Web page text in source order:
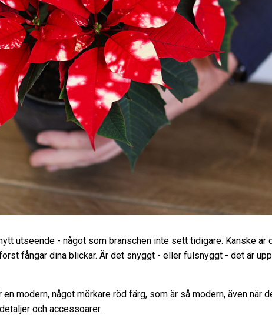
utseende - något som branschen inte sett tidigare. Kanske är
fångar dina blickar. Är det snyggt - eller fulsnyggt - det är
en modern, något mörkare röd färg, som är så modern, även när
och accessoarer.